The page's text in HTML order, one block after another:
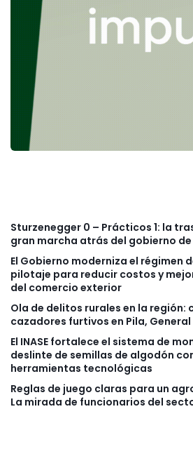
Sturzenegger 0 – Prácticos 1: la
gran marcha atrás del gobierno de
El Gobierno moderniza el régimen
pilotaje para reducir costos y
del comercio exterior
Ola de delitos rurales en la región:
cazadores furtivos en Pila,
El INASE fortalece el sistema de
deslinte de semillas de algodón
herramientas tecnológicas
Reglas de juego claras para un
La mirada de funcionarios del